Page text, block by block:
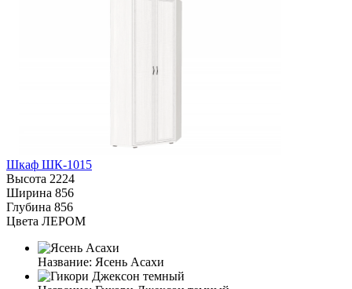
Шкаф ШК-1015
Высота 2224
Ширина 856
Глубина 856
Цвета ЛЕРОМ
Название: Ясень Асахи